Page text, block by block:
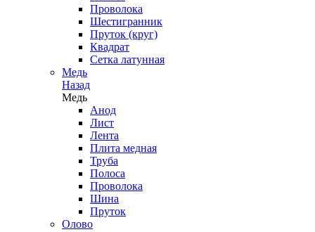
Проволока
Шестигранник
Пруток (круг)
Квадрат
Сетка латунная
Медь
Назад
Медь
Анод
Лист
Лента
Плита медная
Труба
Полоса
Проволока
Шина
Пруток
Олово